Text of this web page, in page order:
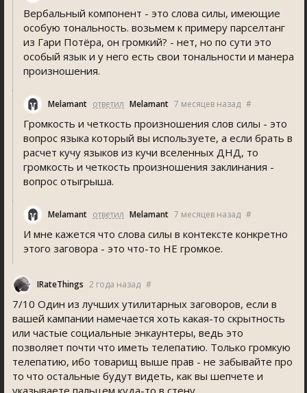
Вербальный компонент - это слова силы, имеющие
особую тональность. возьмем к примеру парселтанг
из Гари Потёра, он громкий? - нет, но по сути это
особый язык и у него есть свои тональности и манера
произношения.
Melamant ответил Melamant 7 месяцев назад #
Громкость и четкость произношения слов силы - это
вопрос языка который вы используете, а если брать в
расчет кучу языков из кучи вселенных ДНД, то
громкость и четкость произношения заклинания -
вопрос отыгрыша.
Melamant ответил Melamant 7 месяцев назад #
И мне кажется что слова силы в контексте конкретно
этого заговора - это что-то НЕ громкое.
IRateThing 2 года назад #
7/10 Один из лучших утилитарных заговоров, если в
вашей кампании намечается хоть какая-то скрытность
или частые социальные энкаунтеры, ведь это
позволяет почти что иметь телепатию. Только громкую
телепатию, ибо товарищ выше прав - не забывайте про
то что остальные будут видеть, как вы шепчете и
указываете пальцем куда-то в стену.